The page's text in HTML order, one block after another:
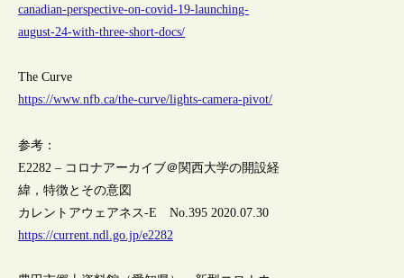
canadian-perspective-on-covid-19-launching-
august-24-with-three-short-docs/
The Curve
https://www.nfb.ca/the-curve/lights-camera-pivot/
参考：
E2282 – コロナアーカイブ＠関西大学の開設経
緯，特徴とその意図
カレントアウェアネス-E No.395 2020.07.30
https://current.ndl.go.jp/e2282